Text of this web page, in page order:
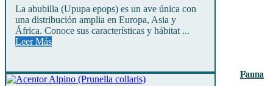
Fauna
La abubilla (Upupa epops) es un ave única con
una distribución amplia en Europa, Asia y
África. Conoce sus características y hábitat ...
Leer Más
Fauna
Fauna
Fauna
Fauna
Fauna
Fauna
Fauna
Fauna
Fauna
Fauna
Fauna
Fauna